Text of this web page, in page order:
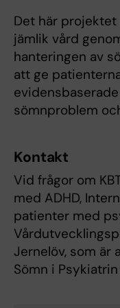
Det här
jämlik vård
hanteringen av
att ge
sömnproblem
Kontakt
Vid frågor om
med ADHD,
patienter med
Jernelöv, som är
Sömn i Psykiatrin